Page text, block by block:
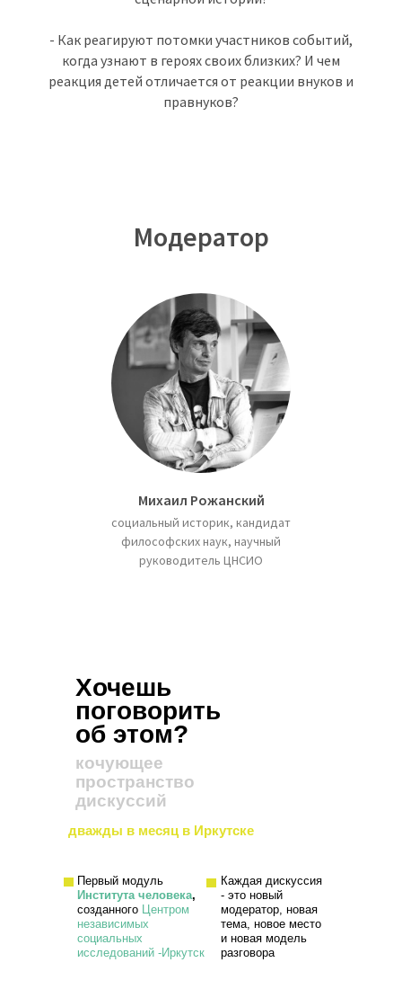
- Как реагируют потомки участников событий,
когда узнают в героях своих близких? И чем
реакция детей отличается от реакции внуков и
правнуков?
Модератор
Михаил Рожанский
социальный историк, кандидат
философских наук, научный
руководитель ЦНСИО
Хочешь
поговорить
об этом?
Первый модуль
Института человека,
созданного Центром
независимых
социальных
исследований -Иркутск
кочующее
пространство
дискуссий
Каждая дискуссия
- это новый
модератор, новая
тема, новое место
и новая модель
разговора
дважды в месяц в Иркутске